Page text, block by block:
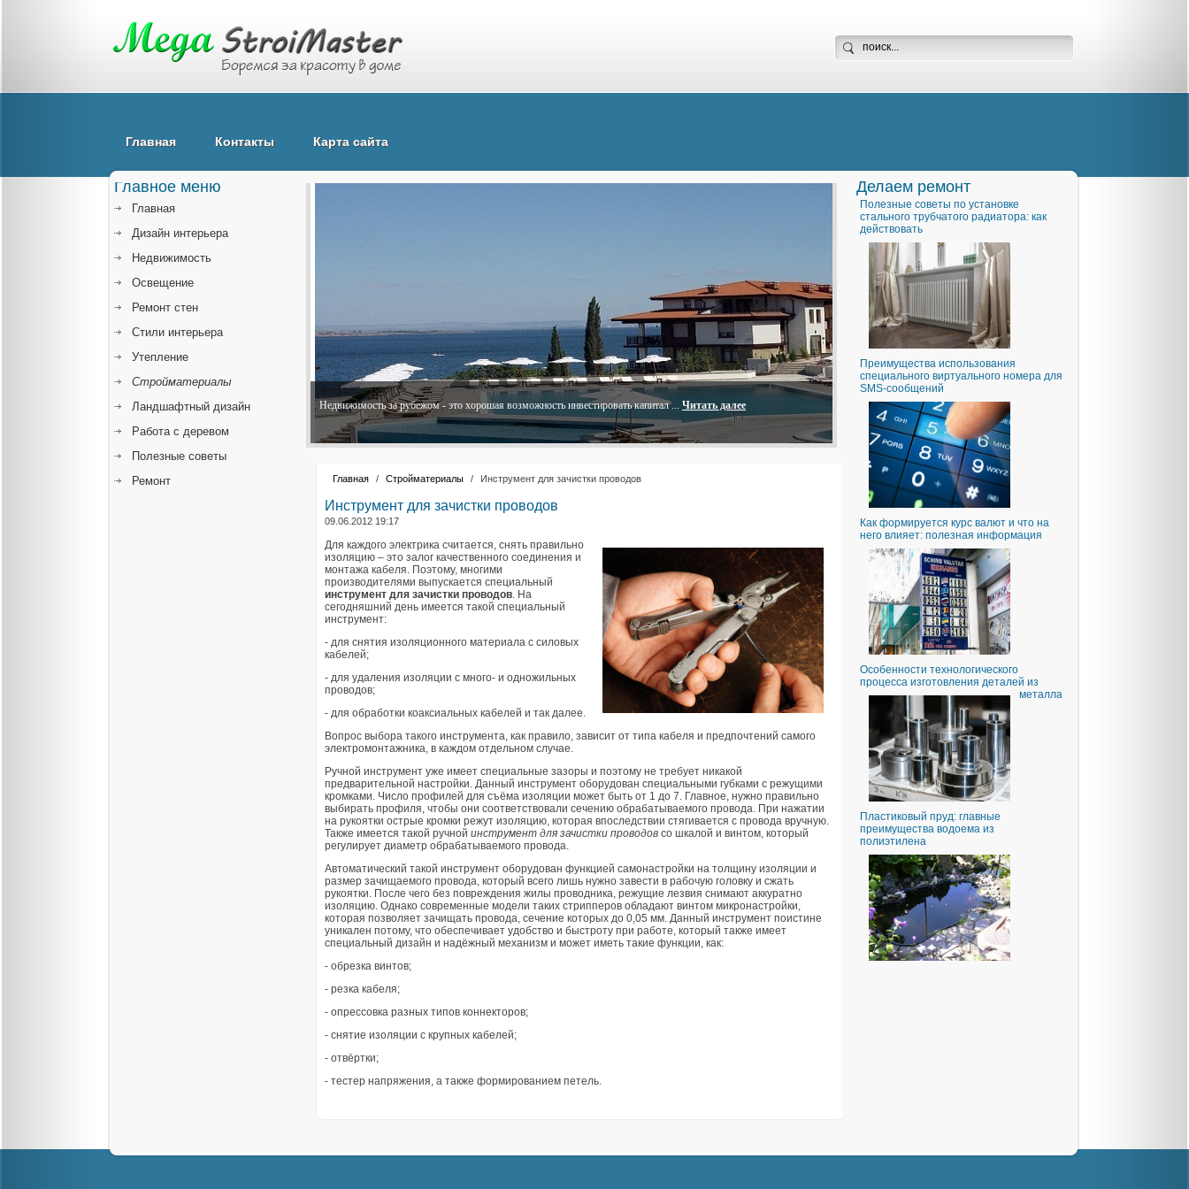
Главная Контакты Карта сайта
Недвижимость за рубежом - это хорошая возможность инвестировать капитал ... Читать далее
Главная / Стройматериалы / Инструмент для зачистки проводов
Инструмент для зачистки проводов
09.06.2012 19:17
Для каждого электрика считается, снять правильно
изоляцию – это залог качественного соединения и
монтажа кабеля. Поэтому, многими
производителями выпускается специальный
инструмент для зачистки проводов. На
сегодняшний день имеется такой специальный
инструмент:
- для снятия изоляционного материала с силовых
кабелей;
- для удаления изоляции с много- и одножильных
проводов;
- для обработки коаксиальных кабелей и так далее.
Вопрос выбора такого инструмента, как правило, зависит от типа кабеля и предпочтений самого
электромонтажника, в каждом отдельном случае.
Ручной инструмент уже имеет специальные зазоры и поэтому не требует никакой
предварительной настройки. Данный инструмент оборудован специальными губками с режущими
кромками. Число профилей для съёма изоляции может быть от 1 до 7. Главное, нужно правильно
выбирать профиля, чтобы они соответствовали сечению обрабатываемого провода. При нажатии
на рукоятки острые кромки режут изоляцию, которая впоследствии стягивается с провода вручную.
Также имеется такой ручной инструмент для зачистки проводов со шкалой и винтом, который
регулирует диаметр обрабатываемого провода.
Автоматический такой инструмент оборудован функцией самонастройки на толщину изоляции и
размер зачищаемого провода, который всего лишь нужно завести в рабочую головку и сжать
рукоятки. После чего без повреждения жилы проводника, режущие лезвия снимают аккуратно
изоляцию. Однако современные модели таких стрипперов обладают винтом микронастройки,
которая позволяет зачищать провода, сечение которых до 0,05 мм. Данный инструмент поистине
уникален потому, что обеспечивает удобство и быстроту при работе, который также имеет
специальный дизайн и надёжный механизм и может иметь такие функции, как:
- обрезка винтов;
- резка кабеля;
- опрессовка разных типов коннекторов;
- снятие изоляции с крупных кабелей;
- отвёртки;
- тестер напряжения, а также формированием петель.
Главное меню
Главная
Дизайн интерьера
Недвижимость
Освещение
Ремонт стен
Стили интерьера
Утепление
Стройматериалы
Ландшафтный дизайн
Работа с деревом
Полезные советы
Ремонт
Делаем ремонт
Полезные советы по установке
стального трубчатого радиатора: как
действовать
Преимущества использования
специального виртуального номера для
SMS-сообщений
Как формируется курс валют и что на
него влияет: полезная информация
Особенности технологического
процесса изготовления деталей из
металла
Пластиковый пруд: главные
преимущества водоема из
полиэтилена